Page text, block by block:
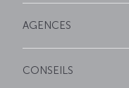
AGENCES
CONSEILS